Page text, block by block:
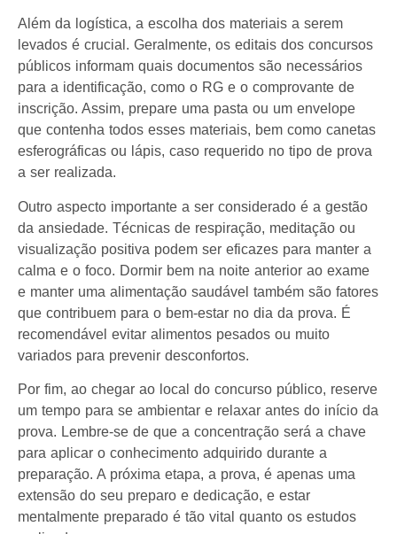
Além da logística, a escolha dos materiais a serem
levados é crucial. Geralmente, os editais dos concursos
públicos informam quais documentos são necessários
para a identificação, como o RG e o comprovante de
inscrição. Assim, prepare uma pasta ou um envelope
que contenha todos esses materiais, bem como canetas
esferográficas ou lápis, caso requerido no tipo de prova
a ser realizada.
Outro aspecto importante a ser considerado é a gestão
da ansiedade. Técnicas de respiração, meditação ou
visualização positiva podem ser eficazes para manter a
calma e o foco. Dormir bem na noite anterior ao exame
e manter uma alimentação saudável também são fatores
que contribuem para o bem-estar no dia da prova. É
recomendável evitar alimentos pesados ou muito
variados para prevenir desconfortos.
Por fim, ao chegar ao local do concurso público, reserve
um tempo para se ambientar e relaxar antes do início da
prova. Lembre-se de que a concentração será a chave
para aplicar o conhecimento adquirido durante a
preparação. A próxima etapa, a prova, é apenas uma
extensão do seu preparo e dedicação, e estar
mentalmente preparado é tão vital quanto os estudos